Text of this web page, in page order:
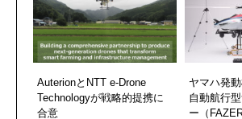
AuterionとNTT e-Drone
Technologyが戦略的提携に
合意
ヤマハ発
自動航行
ー（